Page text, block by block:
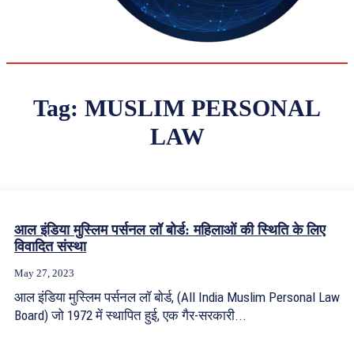
Tag: MUSLIM PERSONAL
LAW
आल इंडिया मुस्लिम पर्सनल लॉ बोर्ड: महिलाओं की स्थिति के लिए
विवादित संस्था
May 27, 2023
आल इंडिया मुस्लिम पर्सनल लॉ बोर्ड, (All India Muslim Personal Law
Board) जो 1972 में स्थापित हुई, एक गैर-सरकारी...